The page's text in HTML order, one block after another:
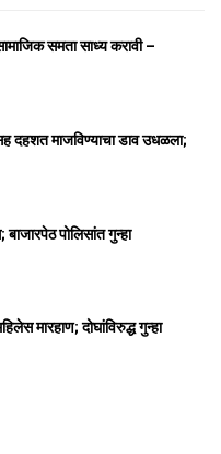
समता साध्य करावी –
दहशत माजविण्याचा डाव उधळला;
पोलिसांत गुन्हा
मारहाण; दोघांविरुद्ध गुन्हा